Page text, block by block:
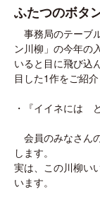
ふたつのボタ
事務局のテーブ
ン川柳」の今年の
いると目に飛び込
目した1作をご紹介
・『イイネには
会員のみなさん
します。
実は、この川柳い
います。